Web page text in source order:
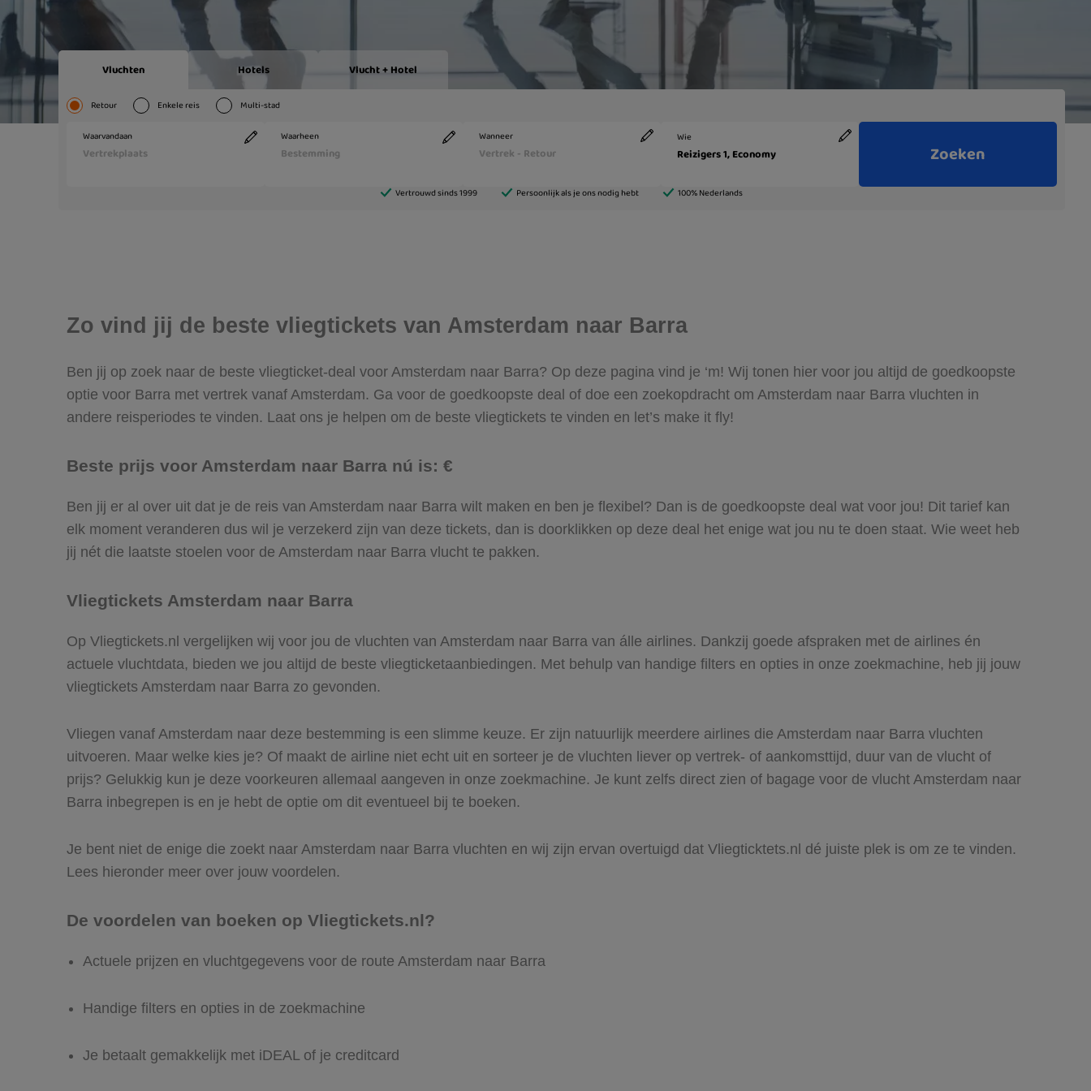
Zo vind jij de beste vliegtickets van Amsterdam naar Barra
Ben jij op zoek naar de beste vliegticket-deal voor Amsterdam naar Barra? Op deze pagina vind je ‘m! Wij tonen hier voor jou altijd de goedkoopste
optie voor Barra met vertrek vanaf Amsterdam. Ga voor de goedkoopste deal of doe een zoekopdracht om Amsterdam naar Barra vluchten in
andere reisperiodes te vinden. Laat ons je helpen om de beste vliegtickets te vinden en let’s make it fly!
Beste prijs voor Amsterdam naar Barra nú is: €
Ben jij er al over uit dat je de reis van Amsterdam naar Barra wilt maken en ben je flexibel? Dan is de goedkoopste deal wat voor jou! Dit tarief kan
elk moment veranderen dus wil je verzekerd zijn van deze tickets, dan is doorklikken op deze deal het enige wat jou nu te doen staat. Wie weet heb
jij nét die laatste stoelen voor de Amsterdam naar Barra vlucht te pakken.
Vliegtickets Amsterdam naar Barra
Op Vliegtickets.nl vergelijken wij voor jou de vluchten van Amsterdam naar Barra van álle airlines. Dankzij goede afspraken met de airlines én
actuele vluchtdata, bieden we jou altijd de beste vliegticketaanbiedingen. Met behulp van handige filters en opties in onze zoekmachine, heb jij jouw
vliegtickets Amsterdam naar Barra zo gevonden.
Vliegen vanaf Amsterdam naar deze bestemming is een slimme keuze. Er zijn natuurlijk meerdere airlines die Amsterdam naar Barra vluchten
uitvoeren. Maar welke kies je? Of maakt de airline niet echt uit en sorteer je de vluchten liever op vertrek- of aankomsttijd, duur van de vlucht of
prijs? Gelukkig kun je deze voorkeuren allemaal aangeven in onze zoekmachine. Je kunt zelfs direct zien of bagage voor de vlucht Amsterdam naar
Barra inbegrepen is en je hebt de optie om dit eventueel bij te boeken.
Je bent niet de enige die zoekt naar Amsterdam naar Barra vluchten en wij zijn ervan overtuigd dat Vliegticktets.nl dé juiste plek is om ze te vinden.
Lees hieronder meer over jouw voordelen.
De voordelen van boeken op Vliegtickets.nl?
Actuele prijzen en vluchtgegevens voor de route Amsterdam naar Barra
Handige filters en opties in de zoekmachine
Je betaalt gemakkelijk met iDEAL of je creditcard